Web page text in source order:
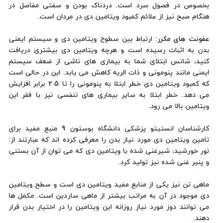
بخصوص در فصول سرد است. دردناک بودن و سفتی مفاصل در
هنگام صبح نیز از علائم کمبود ویتامین دی در مردان است.
عفونت های مکرر: ارتباط بین سطوح ویتامین دی و سیستم ایمنی
بدن به اثبات رسیده است و هرچه ویتامین دی بیشتری دریافت
کنید، شانس ابتلای شما به بیماری‌ های ناشی از ضعف سیستم
ایمنی مانند پنومونی و ذات الریه کاهش می یابد. این در حالی است
که کمبود ویتامین دی خطر ابتلا به پنومونی را تا 2.5 برابر افزایش
می ‌دهد. خطر ابتلا به سایر بیماری ‌های تنفسی نیز با فقر این
ویتامین بالا می ‌رود.
کارشناسان انستیتو پزشکی دانشگاه بوستون 9 منبع مفید برای
تامین ویتامین دی مورد نیاز بدن را معرفی کرده ‌اند که عبارتند از:
نور خورشید، شیرغنی شده با ویتامین دی که می ‌‌توان از آن بستنی
و پنیر غنی شده نیز تولید کرد.
ماهی تن نیز یکی از منابع مفید ویتامین دی است و سطح ویتامین
دی موجود در آن به مراتب بیشتر از ماهی ساردین است. مکمل‌ ها
می‌‌ توانند دوز مورد نیاز روزانه این ویتامین را در اختیار بدن قرار
دهند.